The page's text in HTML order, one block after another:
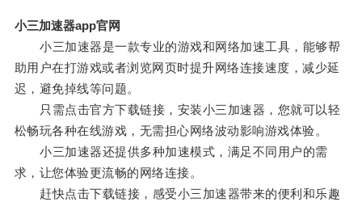
小三加速器app官网
小三加速器是一款专业的游戏和网络加速工具，能够帮
助用户在打游戏或者浏览网页时提升网络连接速度，减少延
迟，避免掉线等问题。
只需点击官方下载链接，安装小三加速器，您就可以轻
松畅玩各种在线游戏，无需担心网络波动影响游戏体验。
小三加速器还提供多种加速模式，满足不同用户的需
求，让您体验更流畅的网络连接。
赶快点击下载链接，感受小三加速器带来的便利和乐趣